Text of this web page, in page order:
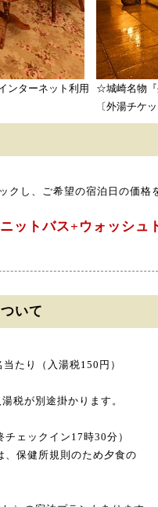
ンターネット利用
☆城崎名物『
〔外湯チケ
クし、ご希望の宿泊日の価格
トバス+ウォッシュ
いて
たり（入湯税150円）
税が別途掛かります。
ェックイン17時30分）
保健所規則のため夕食の